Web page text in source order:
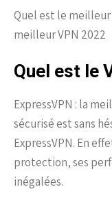
Quel est le meilleur
meilleur VPN 2022
Quel est le
ExpressVPN : la
sécurisé est sans
ExpressVPN. En
protection, ses
inégalées.